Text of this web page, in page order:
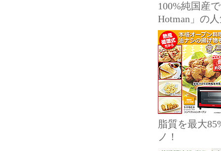
100%純国産
Hotman」の
脂質を最大
ノ！